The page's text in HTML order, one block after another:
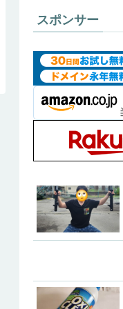
スポンサー